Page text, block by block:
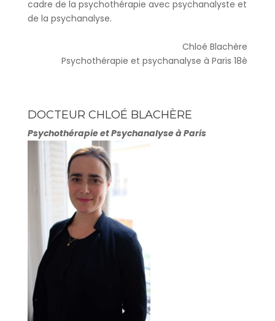
cadre de la psychothérapie avec psychanalyste et
de la psychanalyse.
Chloé Blachère
Psychothérapie et psychanalyse à Paris 18è
DOCTEUR CHLOÉ BLACHÈRE
Psychothérapie et Psychanalyse à Paris